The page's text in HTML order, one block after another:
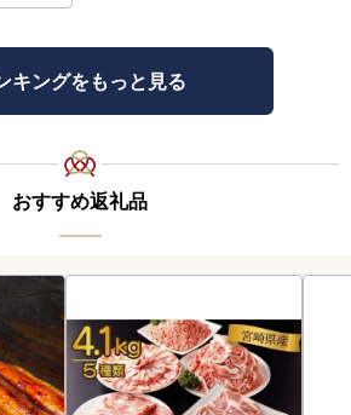
キングをもっと見る
おすすめ返礼品